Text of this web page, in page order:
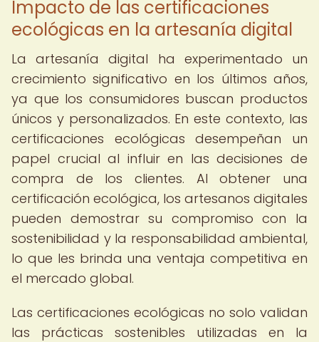
Impacto de las certificaciones
ecológicas en la artesanía digital
La artesanía digital ha experimentado un
crecimiento significativo en los últimos años,
ya que los consumidores buscan productos
únicos y personalizados. En este contexto, las
certificaciones ecológicas desempeñan un
papel crucial al influir en las decisiones de
compra de los clientes. Al obtener una
certificación ecológica, los artesanos digitales
pueden demostrar su compromiso con la
sostenibilidad y la responsabilidad ambiental,
lo que les brinda una ventaja competitiva en
el mercado global.
Las certificaciones ecológicas no solo validan
las prácticas sostenibles utilizadas en la